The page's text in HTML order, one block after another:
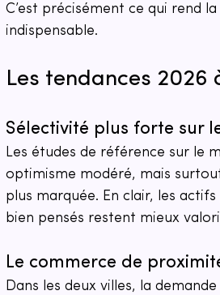
C’est précisément ce qui rend
indispensable.
Les tendances 2026
Sélectivité plus forte sur
Les études de référence sur le
optimisme modéré, mais
plus marquée. En clair, les
bien pensés restent mieux
Le commerce de
Dans les deux villes, la